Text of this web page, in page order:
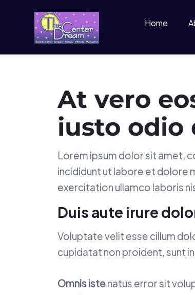
Home
At vero
iusto odio
Lorem ipsum dolor sit amet,
incididunt ut labore et dolore
exercitation ullamco laboris
Duis aute irure
Voluptate velit esse cillum
cupidatat non proident, sunt
Omnis istenatus error sit